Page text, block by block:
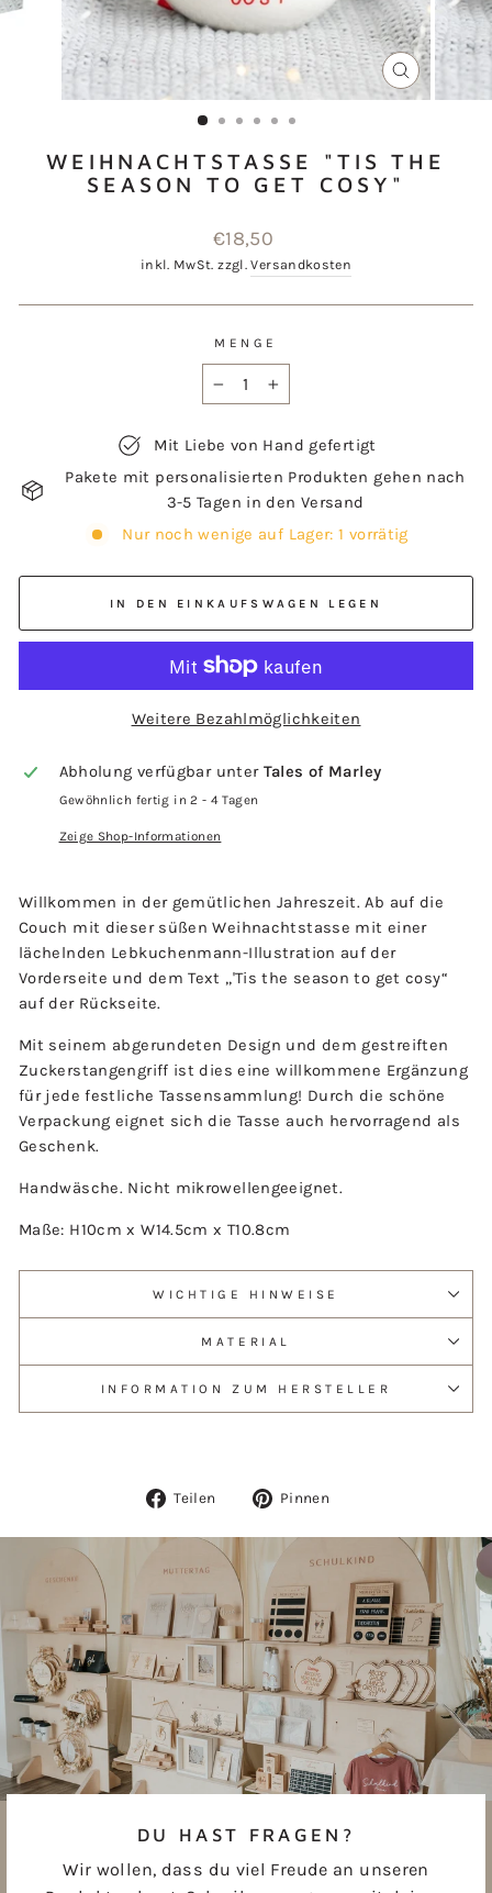
ESC)
WEIHNACHTSTASSE "TIS THE
SEASON TO GET COSY"
Normaler
Preis
€18,50
inkl. MwSt. zzgl.Versandkosten
MENGE
Mit Liebe von Hand gefertigt
Pakete mit personalisierten Produkten gehen nach
3-5 Tagen in den Versand
Nur noch wenige auf Lager: 1 vorrätig
IN DEN EINKAUFSWAGEN LEGEN
Weitere Bezahlmöglichkeiten
Abholung verfügbar unter Tales of Marley
Gewöhnlich fertig in 2 - 4 Tagen
Zeige Shop-Informationen
Willkommen in der gemütlichen Jahreszeit. Ab auf die
Couch mit dieser süßen Weihnachtstasse mit einer
lächelnden Lebkuchenmann-Illustration auf der
Vorderseite und dem Text „'Tis the season to get cosy“
auf der Rückseite.
Mit seinem abgerundeten Design und dem gestreiften
Zuckerstangengriff ist dies eine willkommene Ergänzung
für jede festliche Tassensammlung! Durch die schöne
Verpackung eignet sich die Tasse auch hervorragend als
Geschenk.
Handwäsche. Nicht mikrowellengeeignet.
Maße: H10cm x W14.5cm x T10.8cm
WICHTIGE HINWEISE
MATERIAL
INFORMATION ZUM HERSTELLER
Teilen
Auf
Pinnen
DU HAST FRAGEN?
Wir wollen, dass du viel Freude an unseren